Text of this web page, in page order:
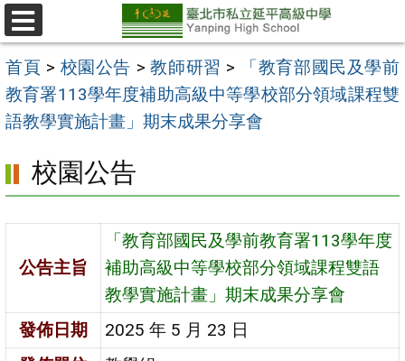
跳
至
主
要
內
選
單
首頁 > 校園公告 >教師研習 >
「教育部國民及學前
教育署113學年度補助高級中等學校部分領域課程雙
語教學實施計畫」期末成果分享會
校園公告
公告主旨
「教育部國民及學前教育署113學年度
補助高級中等學校部分領域課程雙語
教學實施計畫」期末成果分享會
發佈日期
2025 年 5 月 23 日